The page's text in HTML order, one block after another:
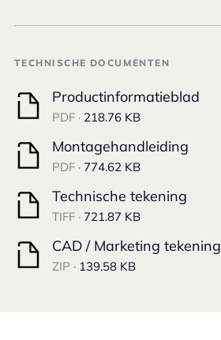
TECHNISCHE DOCUMENTEN
Productinformatieblad
PDF · 218.76 KB
Montagehandleiding
PDF · 774.62 KB
Technische tekening
TIFF · 721.87 KB
CAD / Marketing tekening
ZIP · 139.58 KB